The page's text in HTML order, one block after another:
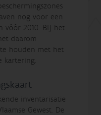
nog voor een
vóór 2010. Bij het
daarom
houden met het
kartering.
inventarisatie
Gewest. De